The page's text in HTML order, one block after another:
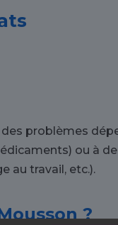
problèmes
ou à
au travail, etc.).
?